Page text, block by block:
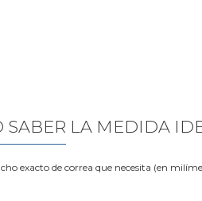
SABER LA MEDIDA
exacto de correa que necesita (en